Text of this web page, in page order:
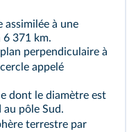
assimilée à une
6 371 km.
perpendiculaire à
appelé
dont le diamètre est
au pôle Sud.
terrestre par